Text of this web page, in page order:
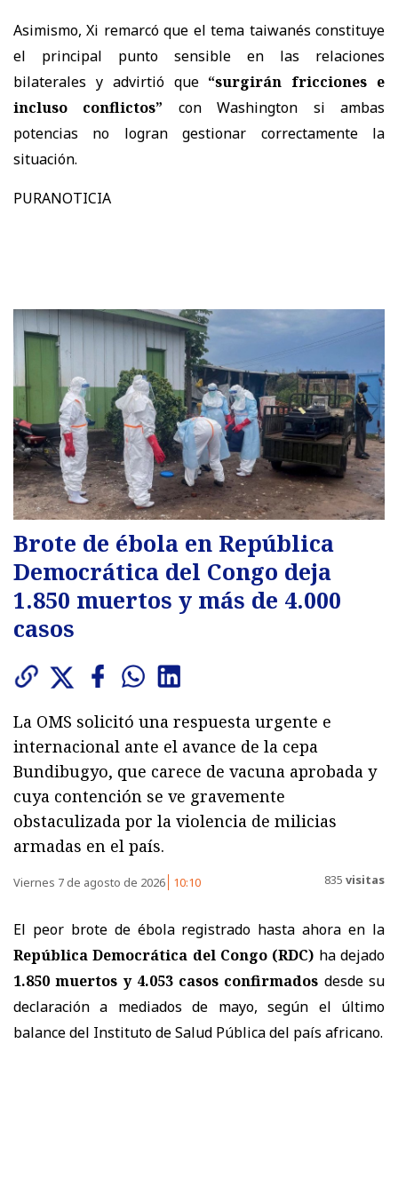
Asimismo, Xi remarcó que el tema taiwanés constituye
el principal punto sensible en las relaciones
bilaterales y advirtió que “surgirán fricciones e
incluso conflictos” con Washington si ambas
potencias no logran gestionar correctamente la
situación.
PURANOTICIA
Brote de ébola en República
Democrática del Congo deja
1.850 muertos y más de 4.000
casos
La OMS solicitó una respuesta urgente e
internacional ante el avance de la cepa
Bundibugyo, que carece de vacuna aprobada y
cuya contención se ve gravemente
obstaculizada por la violencia de milicias
armadas en el país.
Viernes 7 de agosto de 2026 10:10 835 visitas
El peor brote de ébola registrado hasta ahora en la
República Democrática del Congo (RDC) ha dejado
1.850 muertos y 4.053 casos confirmados desde su
declaración a mediados de mayo, según el último
balance del Instituto de Salud Pública del país africano.